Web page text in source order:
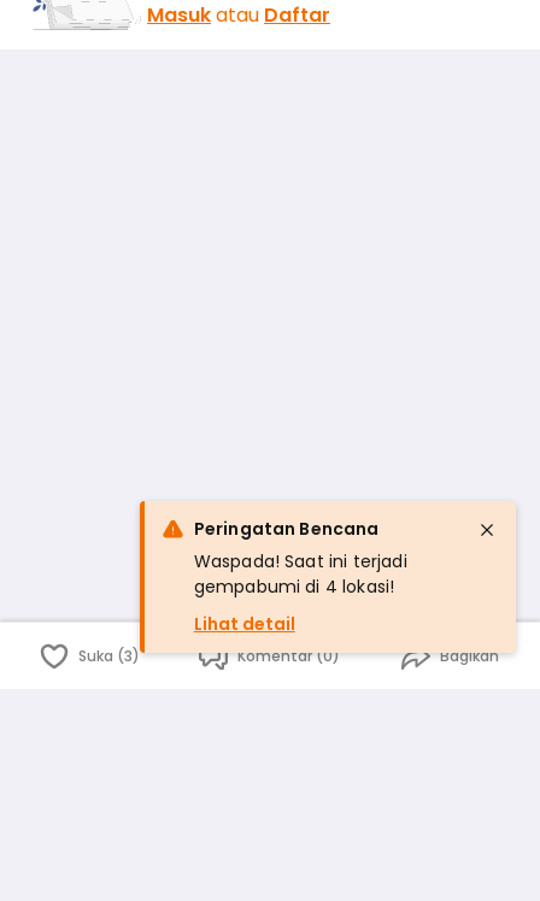
Masukatau Daftar
Suka (3) Komentar (0) Bagikan
Peringatan Bencana
Waspada! Saat ini terjadi
gempabumi di 4 lokasi!
Lihat detail